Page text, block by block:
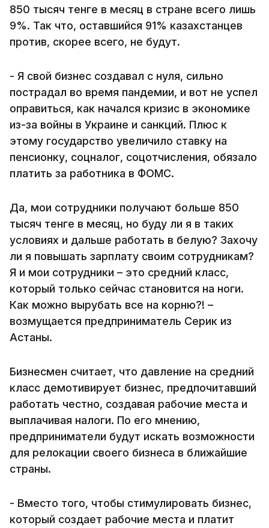
850 тысяч тенге в месяц в стране всего лишь
9%. Так что, оставшийся 91% казахстанцев
против, скорее всего, не будут.
- Я свой бизнес создавал с нуля, сильно
пострадал во время пандемии, и вот не успел
оправиться, как начался кризис в экономике
из-за войны в Украине и санкций. Плюс к
этому государство увеличило ставку на
пенсионку, соцналог, соцотчисления, обязало
платить за работника в ФОМС.
Да, мои сотрудники получают больше 850
тысяч тенге в месяц, но буду ли я в таких
условиях и дальше работать в белую? Захочу
ли я повышать зарплату своим сотрудникам?
Я и мои сотрудники – это средний класс,
который только сейчас становится на ноги.
Как можно вырубать все на корню?! –
возмущается предприниматель Серик из
Астаны.
Бизнесмен считает, что давление на средний
класс демотивирует бизнес, предпочитавший
работать честно, создавая рабочие места и
выплачивая налоги. По его мнению,
предприниматели будут искать возможности
для релокации своего бизнеса в ближайшие
страны.
- Вместо того, чтобы стимулировать бизнес,
который создает рабочие места и платит